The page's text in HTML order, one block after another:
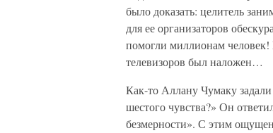
было доказать: целитель
для ее организаторов
помогли миллионам человек!
телевизоров был наложен…
Как-то Аллану Чумаку
шестого чувства?» Он
безмерности». С этим